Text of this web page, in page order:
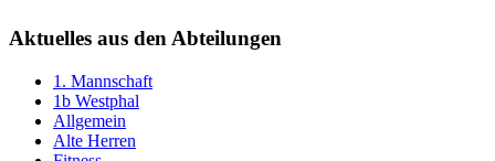
Aktuelles aus den Abteilungen
1. Mannschaft
1b Westphal
Allgemein
Alte Herren